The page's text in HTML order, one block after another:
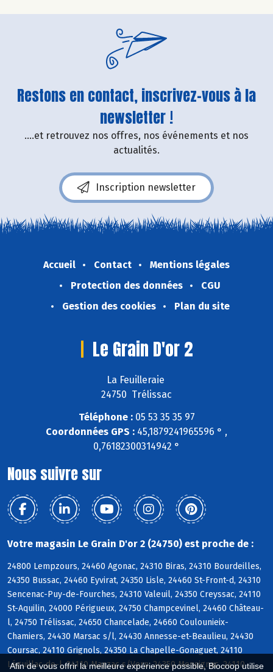
Afin de vous offrir la meilleure expérience possible, Biocoop utilise
Restons en contact, inscrivez-vous à la
newsletter !
....et retrouvez nos offres, nos événements et nos
actualités.
Inscription newsletter
Accueil Contact
Mentions légales
Protection des données
CGU
Gestion des cookies
Plan du site
Le Grain D'or 2
La Feuilleraie
24750 Trélissac
Téléphone :05 53 35 35 97
Coordonnées GPS : 45,1879241965596 ° ,
0,76182300314942 °
Nous suivre sur
Votre magasin Le Grain D'or 2 (24750) est proche de :
24800 Lempzours, 24460 Agonac, 24310 Biras, 24310 Bourdeilles,
24350 Bussac, 24460 Eyvirat, 24350 Lisle, 24460 St-Front-d, 24310
Sencenac-Puy-de-Fourches, 24310 Valeuil, 24350 Creyssac, 24110
St-Aquilin, 24000 Périgueux, 24750 Champcevinel, 24460 Château-
l, 24750 Trélissac, 24650 Chancelade, 24660 Coulounieix-
Chamiers, 24430 Marsac s/l, 24430 Annesse-et-Beaulieu, 24430
Coursac, 24110 Grignols, 24350 La Chapelle-Gonaguet, 24110
Léguillac-de-l, 24110 Manzac s/Vern, 24350 Mensignac, 24110